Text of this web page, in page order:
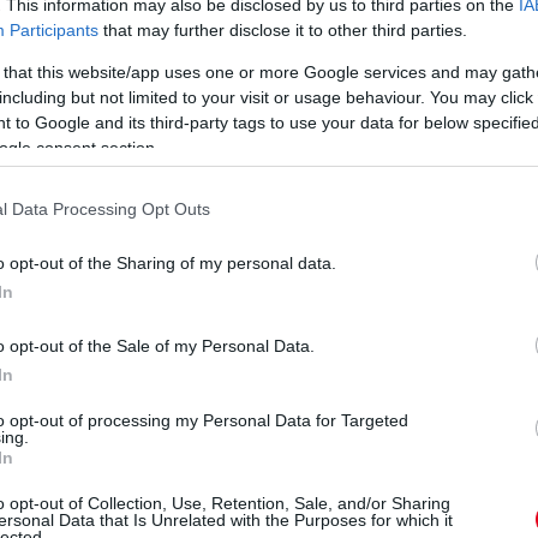
This information may also be disclosed by us to third parties on the
Participants that may further disclose it to other third parties.
that this website/app uses one or more Google services and may
but not limited to your visit or usage behaviour. You may
to Google and its third-party tags to use your data for below
consent section.
Data Processing Opt Outs
opt-out of the Sharing of my personal data.
opt-out of the Sale of my Personal Data.
opt-out of processing my Personal Data for Targeted
opt-out of Collection, Use, Retention, Sale, and/or Sharing
Data that Is Unrelated with the Purposes for which it
a McLarennél, nem borítaná fel
podcastben David Coultharddal beszélgetve
csapatfőnöke – korábbi csapattársa, a podcast egyik
Max Verstappent, ha esélye nyílna rá.
a piacon. De amit mindig látok a McLarennél, az az, hogy
egész képet. Ezt folyamatosan így csinálják, mert ez az
rendelkező csapat felépítése” – magyarázta a